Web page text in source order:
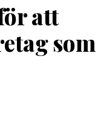
att
som